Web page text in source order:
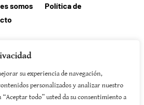
su experiencia de navegación,
personalizados y analizar nuestro
todo” usted da su consentimiento a
somos
Política de
SUSCRIBIRSE